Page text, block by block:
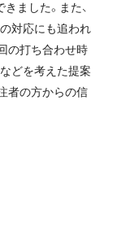
ました。また、
対応にも追われ
の打ち合わせ時
どを考えた提案
者の方からの信